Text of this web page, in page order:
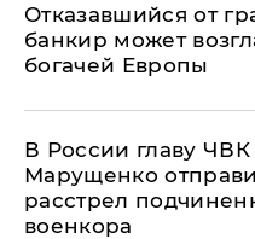
Отказавшийся от
банкир может
богачей Европы
В России главу ЧВК
Марущенко
расстрел
военкора